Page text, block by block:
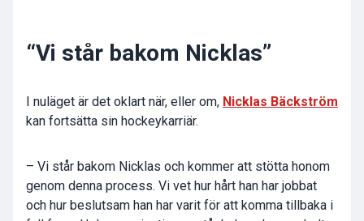
“Vi står bakom Nicklas”
I nuläget är det oklart när, eller om, Nicklas Bäckström
kan fortsätta sin hockeykarriär.
– Vi står bakom Nicklas och kommer att stötta honom
genom denna process. Vi vet hur hårt han har jobbat
och hur beslutsam han har varit för att komma tillbaka i